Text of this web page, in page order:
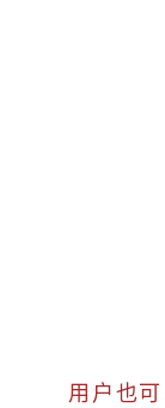
用户也可